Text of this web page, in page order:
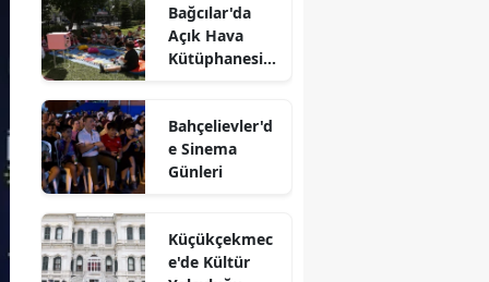
Bağcılar'da
Açık Hava
Kütüphanesi'n
Bahçelievler'd
e Sinema
Günleri
Küçükçekmec
e'de Kültür